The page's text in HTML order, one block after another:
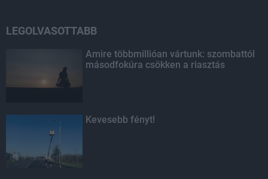
LEGOLVASOTTABB
Amire többmillióan vártunk: szombattól
másodfokúra csökken a riasztás
Kevesebb fényt!